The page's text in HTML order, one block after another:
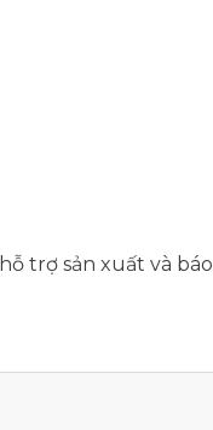
trợ sản xuất và báo